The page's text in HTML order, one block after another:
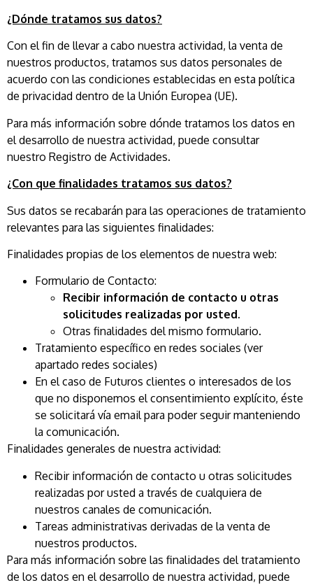
¿Dónde tratamos sus datos?
Con el fin de llevar a cabo nuestra actividad, la venta de
nuestros productos, tratamos sus datos personales de
acuerdo con las condiciones establecidas en esta política
de privacidad dentro de la Unión Europea (UE).
Para más información sobre dónde tratamos los datos en
el desarrollo de nuestra actividad, puede consultar
nuestro Registro de Actividades.
¿Con que finalidades tratamos sus datos?
Sus datos se recabarán para las operaciones de tratamiento
relevantes para las siguientes finalidades:
Finalidades propias de los elementos de nuestra web:
Formulario de Contacto:
Recibir información de contacto u otras
solicitudes realizadas por usted.
Otras finalidades del mismo formulario.
Tratamiento específico en redes sociales (ver
apartado redes sociales)
En el caso de Futuros clientes o interesados de los
que no disponemos el consentimiento explícito, éste
se solicitará vía email para poder seguir manteniendo
la comunicación.
Finalidades generales de nuestra actividad:
Recibir información de contacto u otras solicitudes
realizadas por usted a través de cualquiera de
nuestros canales de comunicación.
Tareas administrativas derivadas de la venta de
nuestros productos.
Para más información sobre las finalidades del tratamiento
de los datos en el desarrollo de nuestra actividad, puede